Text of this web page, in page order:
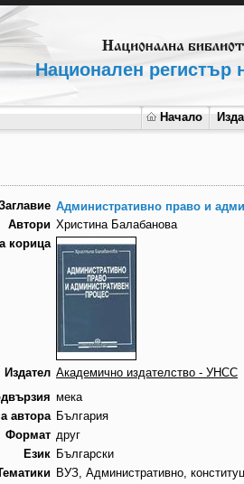
Национален регистър
Начало
Административно право и
Автори Христина Балабанова
корица
Издател Академично издателство - УНСС
мека
автора България
Формат друг
Език Български
ВУЗ, Административно,